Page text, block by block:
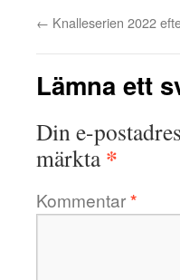
← Knalleserien 2022
Lämna ett
Din e-
märkta*
Kommentar*